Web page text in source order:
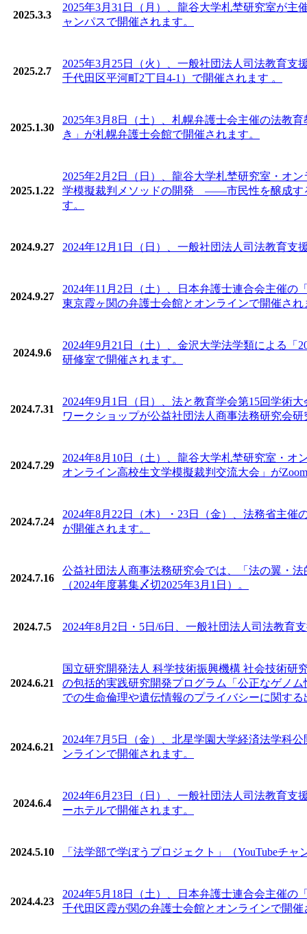
2025.3.3
2025年3月31日（月）、龍谷大学札埜研究室が
ャンパスで開催されます。
2025.2.7
2025年3月25日（火）、一般社団法人司法教育
千代田区平河町2丁目4-1）で開催されます 。
2025.1.30
2025年3月8日（土）、札幌弁護士会主催の法教
き」が札幌弁護士会館で開催されます。
2025.1.22
2025年2月2日（日）、⿓⾕⼤学札埜研究室・オ
学模擬裁判メソッドの開発 ――市民性を醸成す
す。
2024.9.27 2024年12月1日（日）、一般社団法人司法教育
2024.9.27
2024年11月2日（土）、日本弁護士連合会主催
東京霞ヶ関の弁護士会館とオンラインで開催され
2024.9.6
2024年9月21日（土）、金沢大学法学類による
研修室で開催されます。
2024.7.31
2024年9月1日（日）、法と教育学会第15回学術
ワークショップが公益社団法人商事法務研究会
2024.7.29
2024年8月10日（土）、龍谷大学札埜研究室・
オンライン高校生文学模擬裁判交流大会」が
2024.7.24
2024年8月22日（木）・23日（金）、法務省主
が開催されます。
2024.7.16
公益社団法人商事法務研究会では、「法の翼・
（2024年度募集〆切2025年3月1日）。
2024.7.5 2024年8月2日・5日/6日、一般社団法人司法教育
2024.6.21
国立研究開発法人 科学技術振興機構 社会技術研
の包括的実践研究開発プログラム「公正なゲノ
での生命倫理や遺伝情報のプライバシーに関す
2024.6.21
2024年7月5日（金）、北星学園大学経済法学科
ンラインで開催されます。
2024.6.4
2024年6月23日（日）、一般社団法人司法教育
ーホテルで開催されます。
2024.5.10 「法学部で学ぼうプロジェクト」（YouTubeチ
2024.4.23
2024年5月18日（土）、日本弁護士連合会主催
千代田区霞が関の弁護士会館とオンラインで開催